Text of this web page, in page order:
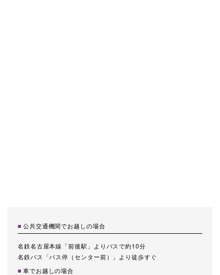
公共交通機関でお越しの場合
名鉄名古屋本線「前後駅」よりバスで約10分
名鉄バス「バス停（センター前）」より徒歩すぐ
車でお越しの場合